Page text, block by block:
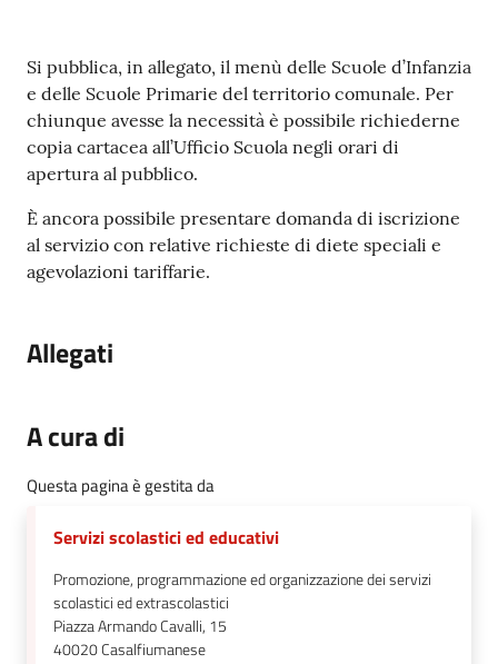
Contenuto
Si pubblica, in allegato, il menù delle Scuole d’Infanzia
e delle Scuole Primarie del territorio comunale. Per
chiunque avesse la necessità è possibile richiederne
copia cartacea all’Ufficio Scuola negli orari di
apertura al pubblico.
È ancora possibile presentare domanda di iscrizione
al servizio con relative richieste di diete speciali e
agevolazioni tariffarie.
Allegati
A cura di
Questa pagina è gestita da
Servizi scolastici ed educativi
Promozione, programmazione ed organizzazione dei servizi
scolastici ed extrascolastici
Piazza Armando Cavalli, 15
40020Casalfiumanese